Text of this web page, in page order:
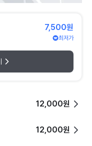
7,500원
최저가
12,000원
12,000원